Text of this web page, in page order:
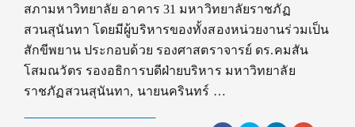
สภามหาวิทยาลัย อาคาร 31 มหาวิทยาลัยราชภัฏ
สวนสุนันทา โดยมีผู้บริหารของทั้งสองหน่วยงานร่วมเป็น
สักขีพยาน ประกอบด้วย รองศาสตราจารย์ ดร.คมสัน
โสมณวัตร รองอธิการบดีฝ่ายบริหาร มหาวิทยาลัย
ราชภัฏสวนสุนันทา, นายนครินทร์ …